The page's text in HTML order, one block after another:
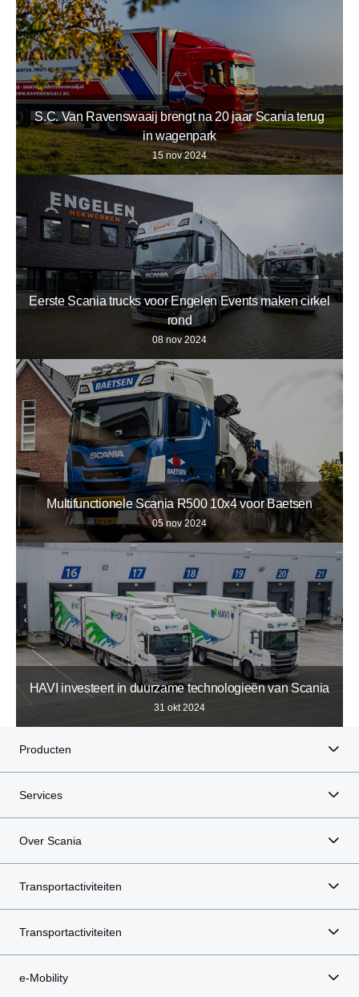
S.C. Van Ravenswaaij brengt na 20 jaar Scania terug
in wagenpark
15 nov 2024
Eerste Scania trucks voor Engelen Events maken cirkel
rond
08 nov 2024
Multifunctionele Scania R500 10x4 voor Baetsen
05 nov 2024
HAVI investeert in duurzame technologieën van Scania
31 okt 2024
Producten
Services
Over Scania
Transportactiviteiten
Transportactiviteiten
e-Mobility